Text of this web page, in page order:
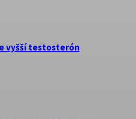
vyšší testosterón